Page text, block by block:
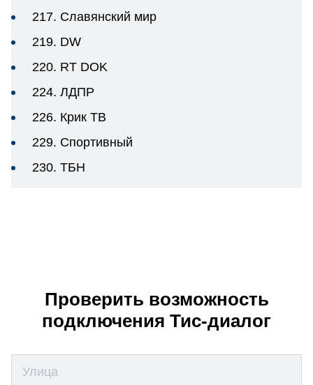
217. Славянский мир
219. DW
220. RT DOK
224. ЛДПР
226. Крик ТВ
229. Спортивный
230. ТБН
Проверить возможность
подключения Тис-диалог